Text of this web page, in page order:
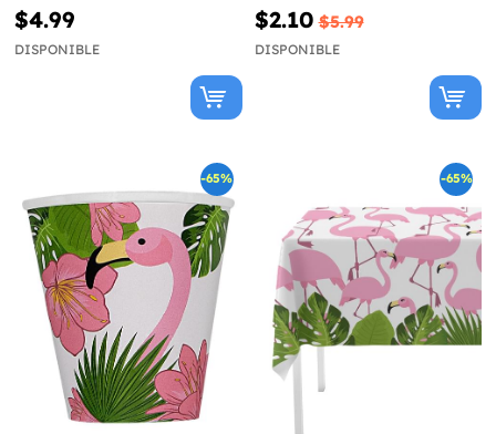
$4.99
DISPONIBLE
$2.10 $5.99
DISPONIBLE
-65% -65%